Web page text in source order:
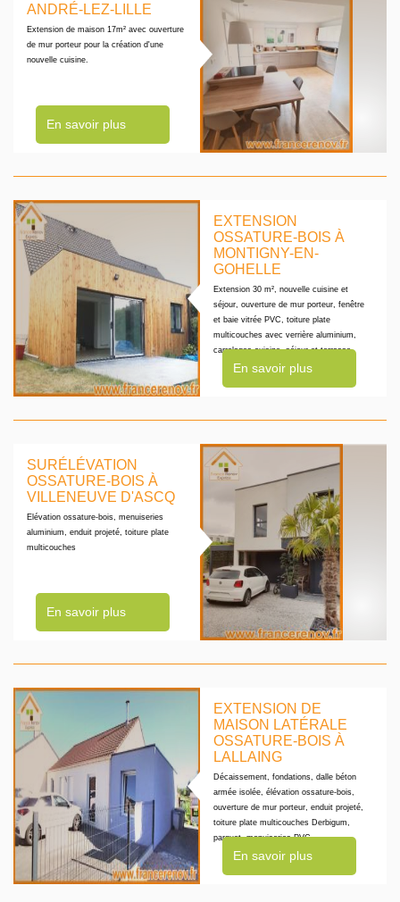
ANDRÉ-LEZ-LILLE
Extension de maison 17m² avec ouverture
de mur porteur pour la création d'une
nouvelle cuisine.
En savoir plus
EXTENSION
OSSATURE-BOIS À
MONTIGNY-EN-
GOHELLE
Extension 30 m², nouvelle cuisine et
séjour, ouverture de mur porteur, fenêtre
et baie vitrée PVC, toiture plate
multicouches avec verrière aluminium,
carrelages cuisine, séjour et terrasse
En savoir plus
SURÉLÉVATION
OSSATURE-BOIS À
VILLENEUVE D'ASCQ
Elévation ossature-bois, menuiseries
aluminium, enduit projeté, toiture plate
multicouches
En savoir plus
EXTENSION DE
MAISON LATÉRALE
OSSATURE-BOIS À
LALLAING
Décaissement, fondations, dalle béton
armée isolée, élévation ossature-bois,
ouverture de mur porteur, enduit projeté,
toiture plate multicouches Derbigum,
parquet, menuiseries PVC
En savoir plus